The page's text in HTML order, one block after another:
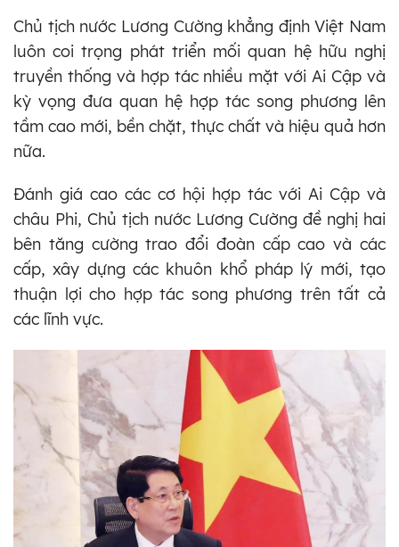
Chủ tịch nước Lương Cường khẳng định Việt Nam
luôn coi trọng phát triển mối quan hệ hữu nghị
truyền thống và hợp tác nhiều mặt với Ai Cập và
kỳ vọng đưa quan hệ hợp tác song phương lên
tầm cao mới, bền chặt, thực chất và hiệu quả hơn
nữa.
Đánh giá cao các cơ hội hợp tác với Ai Cập và
châu Phi, Chủ tịch nước Lương Cường đề nghị hai
bên tăng cường trao đổi đoàn cấp cao và các
cấp, xây dựng các khuôn khổ pháp lý mới, tạo
thuận lợi cho hợp tác song phương trên tất cả
các lĩnh vực.